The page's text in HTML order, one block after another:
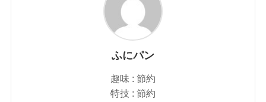
ふにパン
趣味 : 節約
特技 : 節約